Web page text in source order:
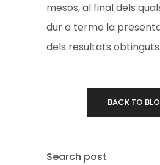
mesos, al final dels
dur a terme la
dels resultats obtinguts.
BACK TO
Search post